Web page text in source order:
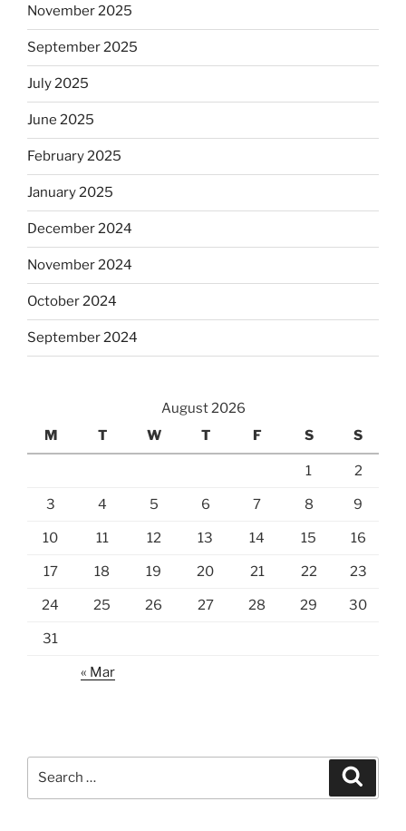
November 2025
September 2025
July 2025
June 2025
February 2025
January 2025
December 2024
November 2024
October 2024
September 2024
August 2026
M
T W T F S S
1 2
3 4 5 6 7 8 9
10 11 12 13 14 15 16
17 18 19 20 21 22 23
24 25 26 27 28 29 30
31
« Mar